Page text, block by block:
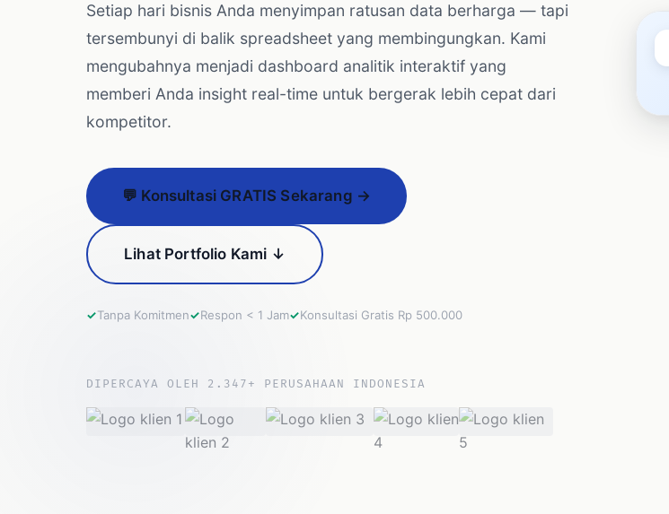
Setiap hari bisnis Anda menyimpan ratusan data berharga — tapi
tersembunyi di balik spreadsheet yang membingungkan. Kami
mengubahnya menjadi dashboard analitik interaktif yang
memberi Anda insight real-time untuk bergerak lebih cepat dari
kompetitor.
💬 Konsultasi GRATIS Sekarang →
Lihat Portfolio Kami ↓
Tanpa Komitmen Respon < 1 Jam Konsultasi Gratis Rp 500.000
DIPERCAYA OLEH 2.347+ PERUSAHAAN INDONESIA